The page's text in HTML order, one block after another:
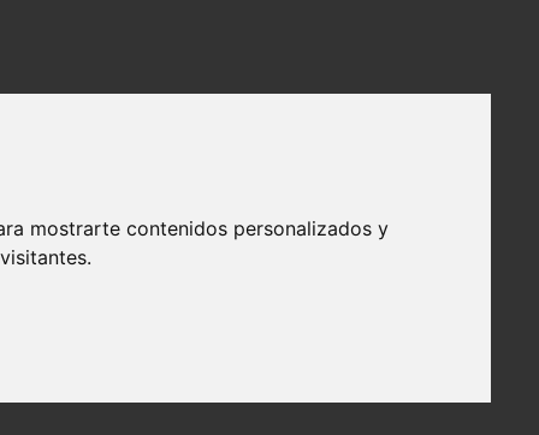
mostrarte contenidos personalizados y